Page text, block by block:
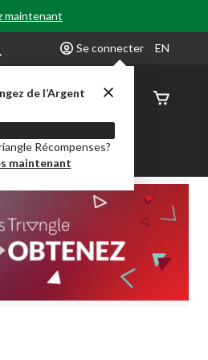
maintenant
Se connecter
de l’Argent
Récompenses?
maintenant
EN
État de
Centre-auto